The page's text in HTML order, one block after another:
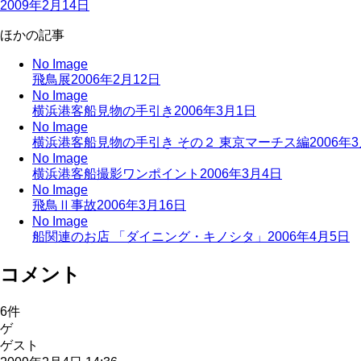
2009年2月14日
ほかの記事
No Image
飛鳥展2006年2月12日
No Image
横浜港客船見物の手引き 2006年3月1日
No Image
横浜港客船見物の手引き その２ 東京マーチス編2006年
No Image
横浜港客船撮影ワンポイント 2006年3月4日
No Image
飛鳥Ⅱ事故2006年3月16日
No Image
船関連のお店 「ダイニング・キノシタ」 2006年4月5日
コメント
6件
ゲ
ゲスト